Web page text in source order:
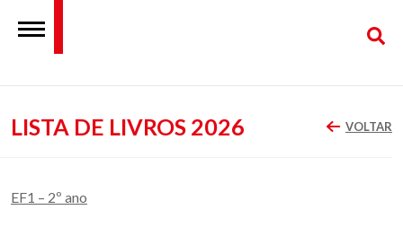
LISTA DE LIVROS 2026 VOLTAR
EF1 – 2º ano